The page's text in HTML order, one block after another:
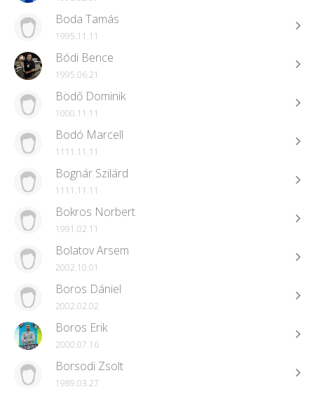
Boda Tamás
1995.11.11
Bódi Bence
1995.06.21
Bödő Dominik
1000.11.11
Bodó Marcell
1111.11.11
Bognár Szilárd
1111.11.11
Bokros Norbert
1991.02.11
Bolatov Arsem
2002.10.01
Boros Dániel
2002.02.02
Boros Erik
2000.07.16
Borsodi Zsolt
1989.03.27